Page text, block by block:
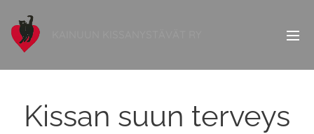
Kissan suun terveys